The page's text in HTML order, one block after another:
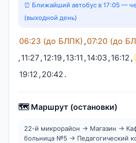
⏰ Ближайший автобус в 17:05 —
(выходной день)
06:23 (до БЛПК) ,07:20 (до
,11:27,12:19 ,13:11 ,14:03 ,16:12 ,
19:12 ,20:42 .
🗺️ Маршрут (остановки)
22-й микрорайон → Магазин →
больница №5 → Педагогический